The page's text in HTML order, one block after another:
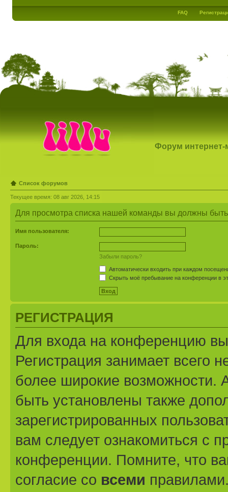
FAQ
Форум интернет-
Список форумов
Текущее время: 08 авг 2026, 14:15
Для просмотра списка нашей команды вы должны
Имя пользователя:
Пароль:
Забыли пароль?
Автоматически входить при каждом
Скрыть моё пребывание на конференции в
РЕГИСТРАЦИЯ
Для входа на конференцию
Регистрация занимает всего
более широкие возможности.
быть установлены также
зарегистрированных
вам следует ознакомиться с
конференции. Помните, что
согласие со всеми